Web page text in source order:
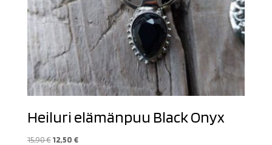
Heiluri elämänpuu Black Onyx
15,90€ Alkuperäinen
12,50 €Nykyinen